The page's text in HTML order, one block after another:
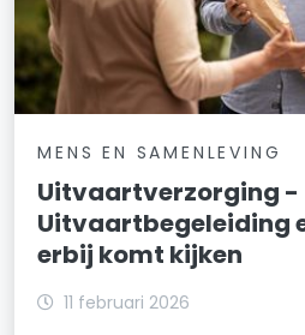
MENS EN SAMENLEVING
Uitvaartverzorging -
Uitvaartbegeleiding
erbij komt kijken
11 februari 2026